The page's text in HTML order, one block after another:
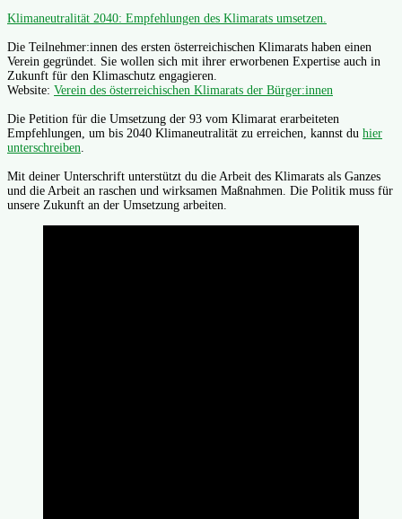
Klimaneutralität 2040: Empfehlungen des Klimarats umsetzen.
Die Teilnehmer:innen des ersten österreichischen Klimarats haben einen
Verein gegründet. Sie wollen sich mit ihrer erworbenen Expertise auch in
Zukunft für den Klimaschutz engagieren.
Website: Verein des österreichischen Klimarats der Bürger:innen
Die Petition für die Umsetzung der 93 vom Klimarat erarbeiteten
Empfehlungen, um bis 2040 Klimaneutralität zu erreichen, kannst du hier
unterschreiben.
Mit deiner Unterschrift unterstützt du die Arbeit des Klimarats als Ganzes
und die Arbeit an raschen und wirksamen Maßnahmen. Die Politik muss für
unsere Zukunft an der Umsetzung arbeiten.